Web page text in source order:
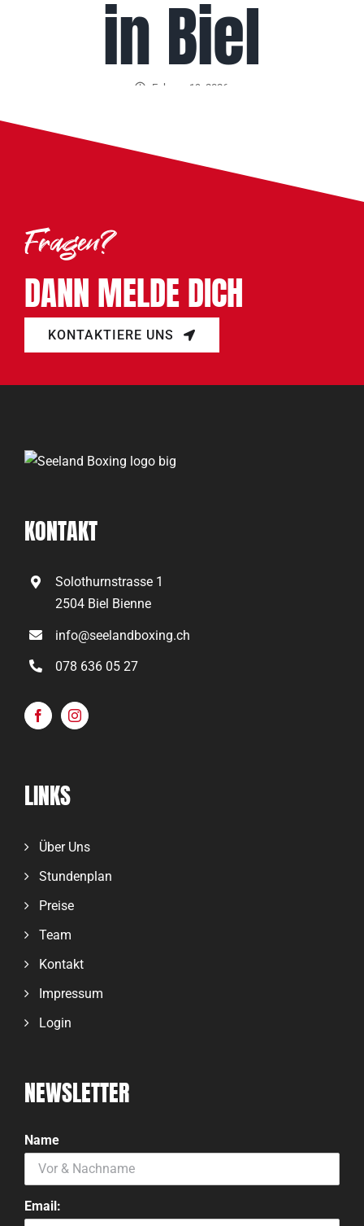
in Biel
Februar 19, 2026
Fragen?
DANN MELDE DICH
KONTAKTIERE UNS
KONTAKT
Solothurnstrasse 1
2504 Biel Bienne
info@seelandboxing.ch
078 636 05 27
LINKS
Über Uns
Stundenplan
Preise
Team
Kontakt
Impressum
Login
NEWSLETTER
Name
Email: